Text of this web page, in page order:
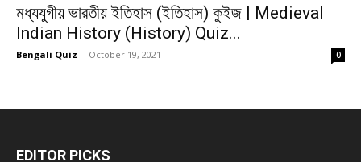
মধ্যযুগীয় ভারতীয় ইতিহাস (ইতিহাস) কুইজ | Medieval
Indian History (History) Quiz...
Bengali Quiz - October 19, 2021 0
EDITOR PICKS